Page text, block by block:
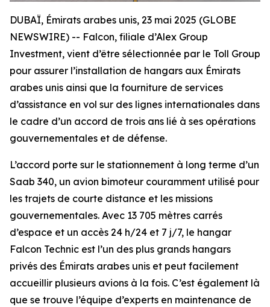
DUBAÏ, Émirats arabes unis, 23 mai 2025 (GLOBE
NEWSWIRE) -- Falcon, filiale d’Alex Group
Investment, vient d’être sélectionnée par le Toll Group
pour assurer l’installation de hangars aux Émirats
arabes unis ainsi que la fourniture de services
d’assistance en vol sur des lignes internationales dans
le cadre d’un accord de trois ans lié à ses opérations
gouvernementales et de défense.
L’accord porte sur le stationnement à long terme d’un
Saab 340, un avion bimoteur couramment utilisé pour
les trajets de courte distance et les missions
gouvernementales. Avec 13 705 mètres carrés
d’espace et un accès 24 h/24 et 7 j/7, le hangar
Falcon Technic est l’un des plus grands hangars
privés des Émirats arabes unis et peut facilement
accueillir plusieurs avions à la fois. C’est également là
que se trouve l’équipe d’experts en maintenance de